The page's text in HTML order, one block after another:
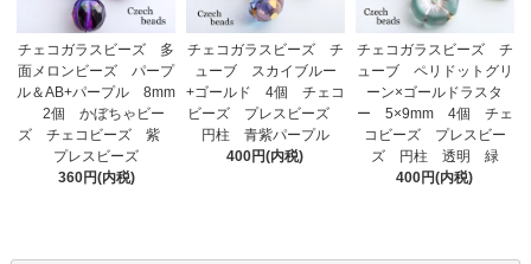
チェコガラスビーズ 多
面メロンビーズ パープ
ル＆AB+パープル 8mm
2個 かぼちゃビー
ズ チェコビーズ 紫
プレスビーズ
360円(内税)
チェコガラスビーズ チ
ューブ スカイブルー
+ゴールド 4個 チェコ
ビーズ プレスビーズ
円柱 青紫パープル
400円(内税)
チェコガラスビーズ チ
ューブ ペリドットグリ
ーン×ゴールドラスタ
ー 5×9mm 4個 チェ
コビーズ プレスビー
ズ 円柱 透明 緑
400円(内税)